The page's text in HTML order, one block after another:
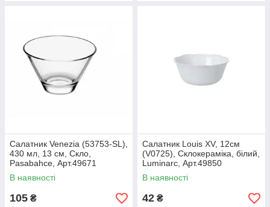
Салатник Venezia (53753-SL),
430 мл, 13 см, Скло,
Pasabahce, Арт.49671
В наявності
105 ₴
Салатник Louis XV, 12см
(V0725), Склокераміка, білий,
Luminarc, Арт.49850
В наявності
42 ₴